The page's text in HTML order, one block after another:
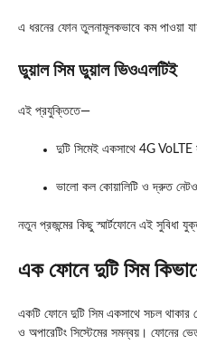
এ ধরনের ফোন তুলনামূলকভাবে কম পাওয়া
ডুয়াল সিম ডুয়াল ভিওএলটিই
এই প্রযুক্তিতে—
দুটি সিমেই একসাথে 4G VoLTE
ভালো কল কোয়ালিটি ও দ্রুত
নতুন প্রজন্মের কিছু স্মার্টফোনে এই সুবিধা
এক ফোনে দুটি সিম
একটি ফোনে দুটি সিম একসাথে সচল থাকার
ও অপারেটিং সিস্টেমের সমন্বয়। ফোনের